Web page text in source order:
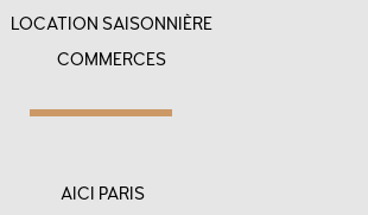
LOCATION SAISONNIÈRE
COMMERCES
AICI PARIS